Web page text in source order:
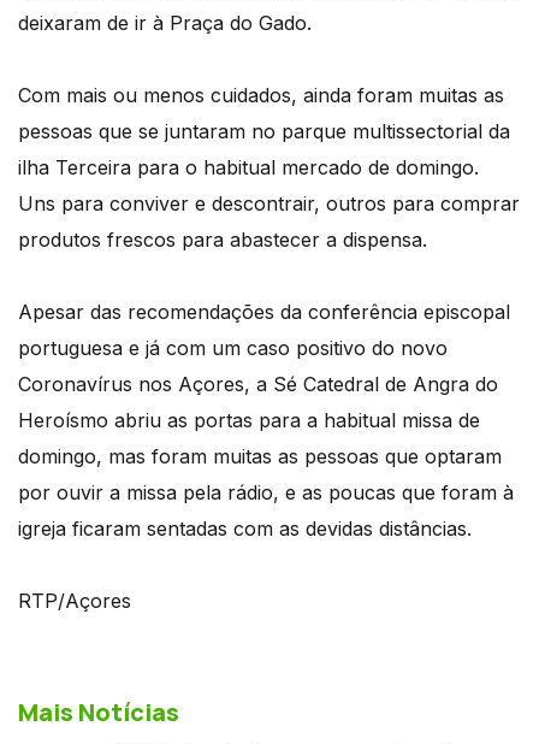
deixaram de ir à Praça do Gado.
Com mais ou menos cuidados, ainda foram muitas as
pessoas que se juntaram no parque multissectorial da
ilha Terceira para o habitual mercado de domingo.
Uns para conviver e descontrair, outros para comprar
produtos frescos para abastecer a dispensa.
Apesar das recomendações da conferência episcopal
portuguesa e já com um caso positivo do novo
Coronavírus nos Açores, a Sé Catedral de Angra do
Heroísmo abriu as portas para a habitual missa de
domingo, mas foram muitas as pessoas que optaram
por ouvir a missa pela rádio, e as poucas que foram à
igreja ficaram sentadas com as devidas distâncias.
RTP/Açores
Mais Notícias